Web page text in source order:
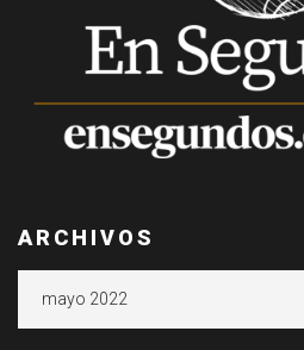
ARCHIVOS